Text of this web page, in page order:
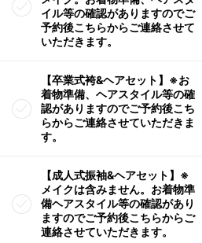
イル等の確認がありますのでご
予約後こちらからご連絡させて
いただきます。
【卒業式袴&ヘアセット】※お
着物準備、ヘアスタイル等の確
認がありますのでご予約後こち
らからご連絡させていただきま
す。
【成人式振袖&ヘアセット】※
メイクは含みません。お着物準
備ヘアスタイル等の確認があり
ますのでご予約後こちらからご
連絡させていただきます。